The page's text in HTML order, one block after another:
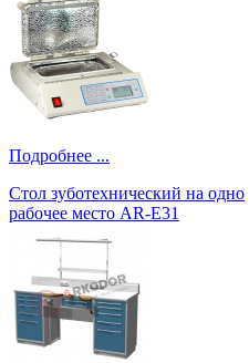
Подробнее ...
Стол зуботехнический на одно
рабочее место AR-E31